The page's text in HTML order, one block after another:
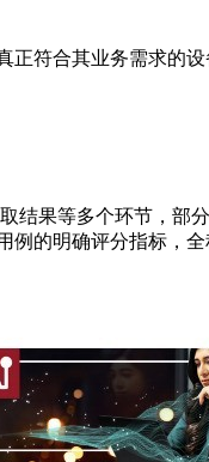
符合其业务需求的
结果等多个环节，部
的明确评分指标，全